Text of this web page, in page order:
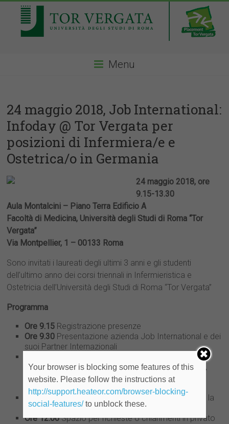
Menu
24 maggio 2018, Job International:
Infoday @ Tor Vergata per
posizioni di Infermiera/e e
Ostetrica/o in Germania
24 maggio 2018, ore
9.15-13.30
Aula Montalcini – Piano Terra Edificio A
Facoltà di Medicina, Università degli Studi di Roma “Tor
Vergata”
Via Montpellier, 1 – 00133 Roma
Sono invitati i laureati degli ultimi 3 anni e gli studenti
dell’ultimo anno dei corsi triennali in Infermieristica e
Ostetricia dell’Università degli Studi di Roma “Tor Vergata”
Programma
Ore 9.15 Registrazione presenze
Ore 9.30 Presentazione azienda Job International e dei
suoi Partner Internazionali
Infermieri Geriatrici per il Sud della Germania,
Infermieri Geriatrici a Berlino
Infermieri in tutti i reparti e città tedesche
Ore 11.30 Presentazione di programmi europei per la
mobilità internazionale
Ore 12.00Spazio per richieste o chiarimenti in privato
Your browser is blocking some features of this
website. Please follow the instructions at
http://support.heateor.com/browser-blocking-
social-features/to unblock these.